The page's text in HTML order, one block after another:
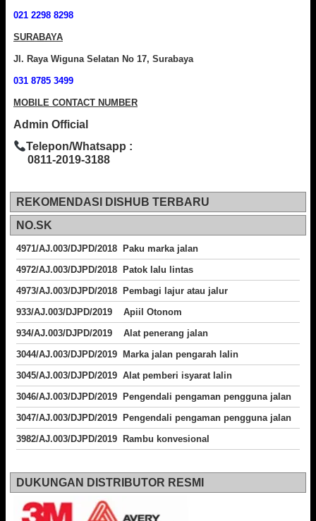
021 2298 8298
SURABAYA
Jl. Raya Wiguna Selatan No 17, Surabaya
031 8785 3499
MOBILE CONTACT NUMBER
Admin Official
Telepon/Whatsapp :
0811-2019-3188
REKOMENDASI DISHUB TERBARU
NO.SK
4971/AJ.003/DJPD/2018 Paku marka jalan
4972/AJ.003/DJPD/2018 Patok lalu lintas
4973/AJ.003/DJPD/2018
Pembagi lajur atau jalur
933/AJ.003/DJPD/2019 Apiil Otonom
934/AJ.003/DJPD/2019 Alat penerang jalan
3044/AJ.003/DJPD/2019 Marka jalan pengarah lalin
3045/AJ.003/DJPD/2019 Alat pemberi isyarat lalin
3046/AJ.003/DJPD/2019 Pengendali pengaman pengguna jalan
3047/AJ.003/DJPD/2019 Pengendali pengaman pengguna jalan
3982/AJ.003/DJPD/2019 Rambu konvesional
DUKUNGAN DISTRIBUTOR RESMI